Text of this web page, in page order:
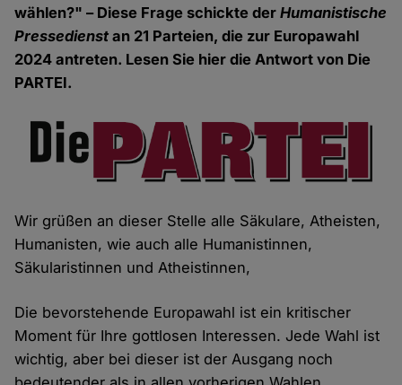
wählen?" – Diese Frage schickte derHumanistische
Pressedienst an 21 Parteien, die zur Europawahl
2024 antreten. Lesen Sie hier die Antwort von Die
PARTEI.
Wir grüßen an dieser Stelle alle Säkulare, Atheisten,
Humanisten, wie auch alle Humanistinnen,
Säkularistinnen und Atheistinnen,
Die bevorstehende Europawahl ist ein kritischer
Moment für Ihre gottlosen Interessen. Jede Wahl ist
wichtig, aber bei dieser ist der Ausgang noch